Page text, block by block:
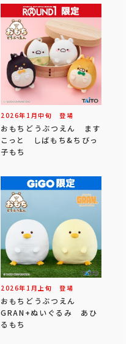
2026年 1 月中旬 登場
おもちどうぶつえん ます
こっと しばもち&ちびっ
子もち
2026年 1 月 上旬 登場
おもちどうぶつえん
GRAN+ぬいぐるみ あひ
るもち